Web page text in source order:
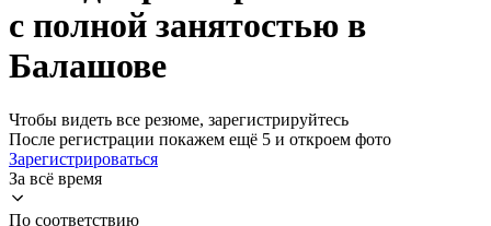
с полной занятостью в
Балашове
Чтобы видеть все резюме, зарегистрируйтесь
После регистрации покажем ещё 5 и откроем фото
Зарегистрироваться
За всё время
По соответствию